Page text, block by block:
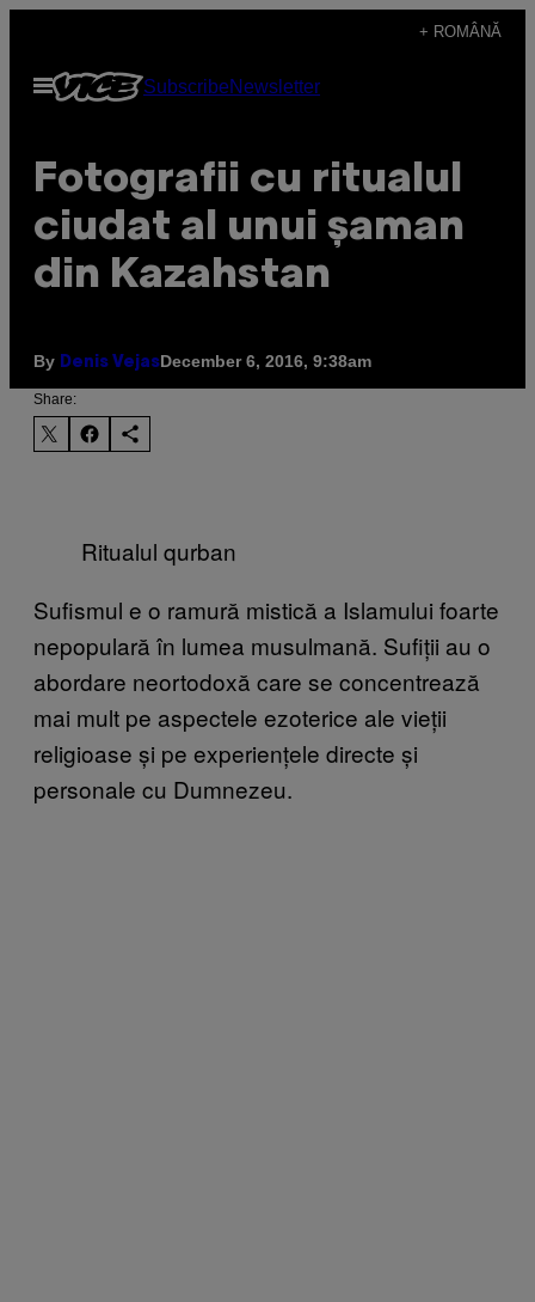
content
+ ROMÂNĂ
Open
Menu
SubscribeNewsletter
​Fotografii cu ritualul
ciudat al unui șaman
din Kazahstan
By Denis VejasDecember 6, 2016, 9:38am
Share:
Ritualul qurban
Sufismul e o ramură mistică a Islamului foarte
nepopulară în lumea musulmană. Sufiții au o
abordare neortodoxă care se concentrează
mai mult pe aspectele ezoterice ale vieții
religioase și pe experiențele directe și
personale cu Dumnezeu.